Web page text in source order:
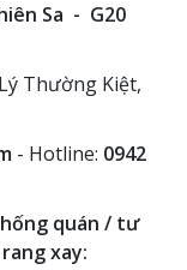
Sa - G20
Thường Kiệt,
- Hotline: 0942
quán / tư
xay: